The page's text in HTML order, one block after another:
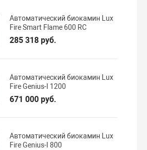
Автоматический биокамин Lux
Fire Smart Flame 600 RC
285 318 руб.
Автоматический биокамин Lux
Fire Genius-I 1200
671 000 руб.
Автоматический биокамин Lux
Fire Genius-I 800